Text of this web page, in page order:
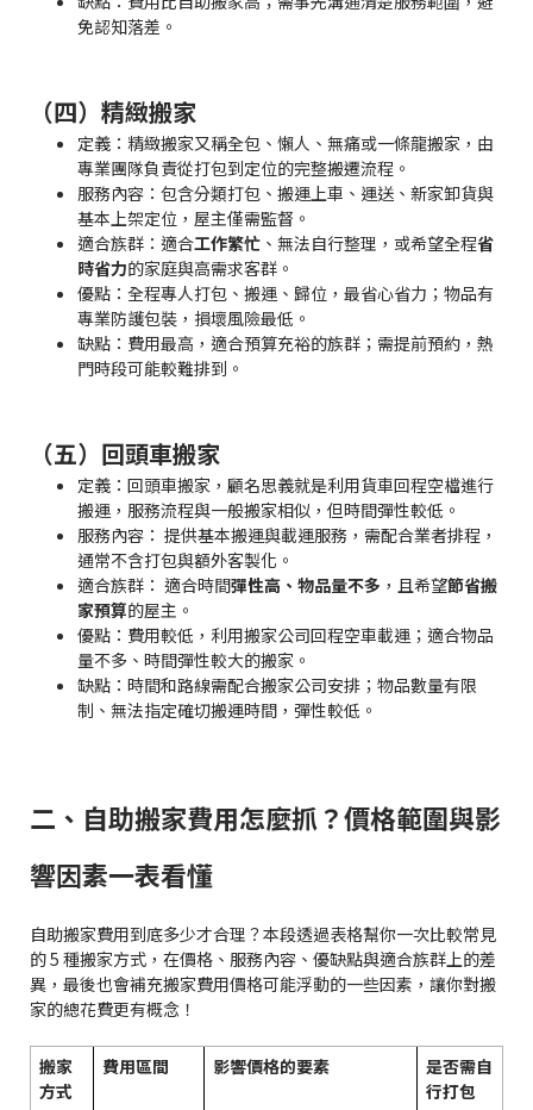
免認知落差。
（四）精緻搬家
定義：精緻搬家又稱全包、懶人、無痛或一條龍搬家，由
專業團隊負責從打包到定位的完整搬遷流程。
服務內容：包含分類打包、搬運上車、運送、新家卸貨與
基本上架定位，屋主僅需監督。
適合族群：適合工作繁忙 、無法自行整理，或希望全程省
時省力的家庭與高需求客群。
優點：全程專人打包、搬運、歸位，最省心省力；物品有
專業防護包裝，損壞風險最低。
缺點：費用最高，適合預算充裕的族群；需提前預約，熱
門時段可能較難排到。
（五）回頭車搬家
定義：回頭車搬家，顧名思義就是利用貨車回程空檔進行
搬運，服務流程與一般搬家相似，但時間彈性較低。
服務內容： 提供基本搬運與載運服務，需配合業者排程，
通常不含打包與額外客製化。
適合族群： 適合時間彈性高、物品量不多 ，且希望節省搬
家預算的屋主。
優點：費用較低，利用搬家公司回程空車載運；適合物品
量不多、時間彈性較大的搬家。
缺點：時間和路線需配合搬家公司安排；物品數量有限
制、無法指定確切搬運時間，彈性較低。
二、自助搬家費用怎麼抓？價格範圍與影
響因素一表看懂
自助搬家費用到底多少才合理？本段透過表格幫你一次比較常見
的 5 種搬家方式，在價格、服務內容、優缺點與適合族群上的差
異，最後也會補充搬家費用價格可能浮動的一些因素，讓你對搬
家的總花費更有概念！
搬家
方式
費用區間 影響價格的要素
是否需自
行打包